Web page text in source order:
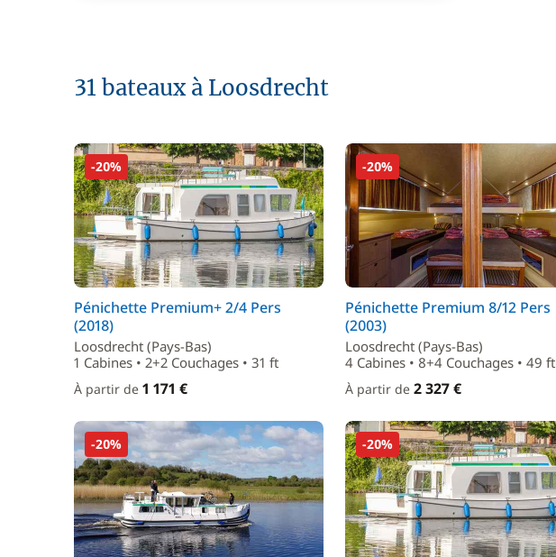
31 bateaux à Loosdrecht
-20%
Pénichette Premium+ 2/4 Pers
(2018)
Loosdrecht (Pays-Bas)
1 Cabines • 2+2 Couchages • 31 ft
À partir de 1 171 €
-20%
Pénichette Premium 8/12 Pers
(2003)
Loosdrecht (Pays-Bas)
4 Cabines • 8+4 Couchages • 49 ft
À partir de 2 327 €
-20% -20%